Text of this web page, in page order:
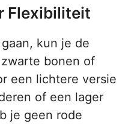
Flexibiliteit
kun je de
bonen of
een lichtere versie
of een lager
je geen rode